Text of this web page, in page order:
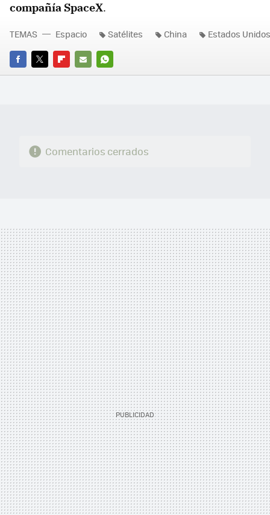
compañía SpaceX.
FACEBOOK
TWITTERFLIPBOARD
E-
WHATSAPP
TEMAS Espacio Satélites China Estados Unidos
Comentarios cerrados